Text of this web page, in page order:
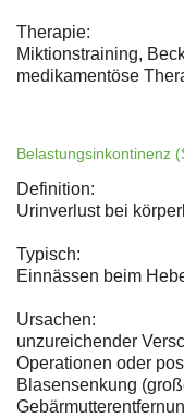
Therapie:
Miktionstraining,
medikamentöse
Belastungsinkontinenz
Definition:
Urinverlust bei
Typisch:
Einnässen beim
Ursachen:
unzureichender
Operationen oder
Blasensenkung